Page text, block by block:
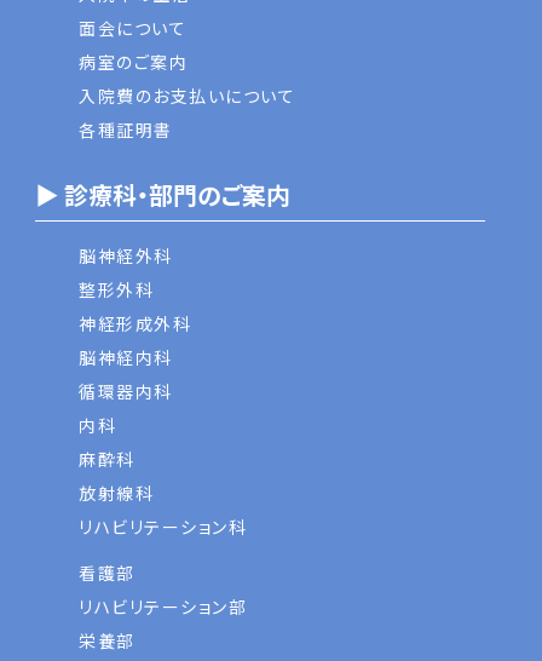
面会について
病室のご案内
入院費のお支払いについて
各種証明書
▶ 診療科・部門のご案内
脳神経外科
整形外科
神経形成外科
脳神経内科
循環器内科
内科
麻酔科
放射線科
リハビリテーション科
看護部
リハビリテーション部
栄養部